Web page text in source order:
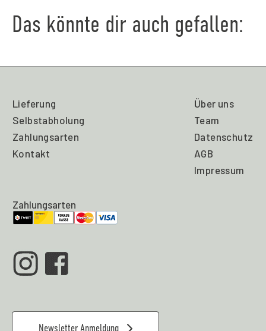
Das könnte dir auch gefallen:
Lieferung
Selbstabholung
Zahlungsarten
Kontakt
Über uns
Team
Datenschutz
AGB
Impressum
Zahlungsarten
Newsletter Anmeldung